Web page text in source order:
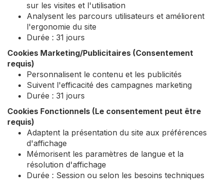
sur les visites et l'utilisation
Analysent les parcours utilisateurs et améliorent
l'ergonomie du site
Durée : 31 jours
Cookies Marketing/Publicitaires (Consentement
requis)
Personnalisent le contenu et les publicités
Suivent l'efficacité des campagnes marketing
Durée : 31 jours
Cookies Fonctionnels (Le consentement peut être
requis)
Adaptent la présentation du site aux préférences
d'affichage
Mémorisent les paramètres de langue et la
résolution d'affichage
Durée : Session ou selon les besoins techniques